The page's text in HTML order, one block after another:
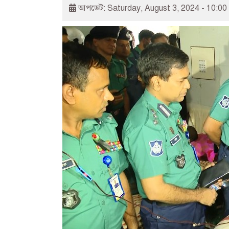
আপডেট: Saturday, August 3, 2024 - 10:00